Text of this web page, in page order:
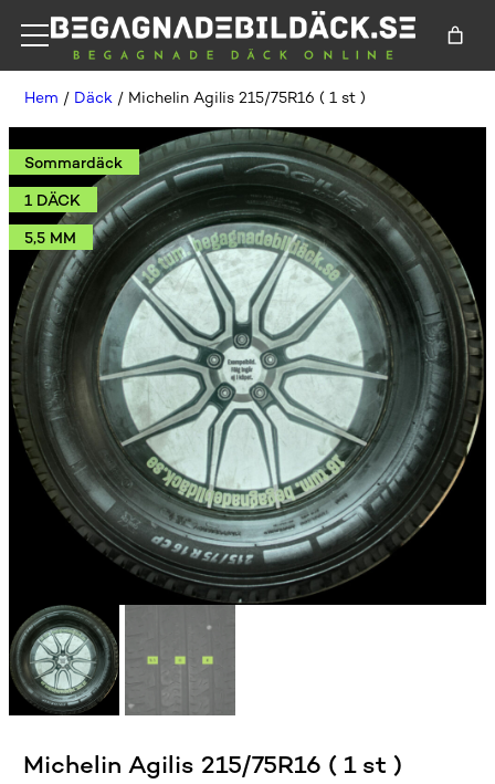
Hem / Däck / Michelin Agilis 215/75R16 ( 1 st )
Sommardäck
1 DÄCK
5,5 MM
Michelin Agilis 215/75R16 ( 1 st )